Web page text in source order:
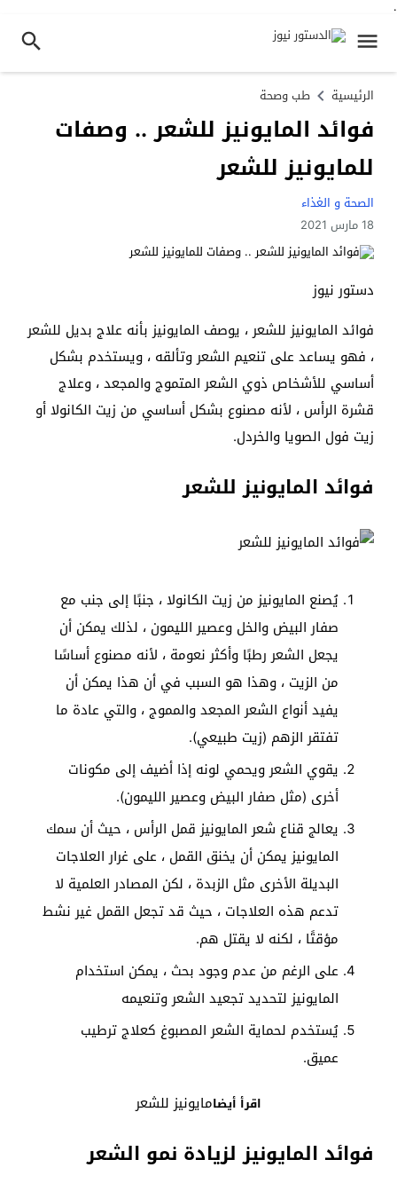
.
الرئيسية طب وصحة
فوائد المايونيز للشعر .. وصفات
للمايونيز للشعر
الصحة و الغذاء
18 مارس 2021
دستور نيوز
فوائد المايونيز للشعر ، يوصف المايونيز بأنه علاج بديل للشعر
، فهو يساعد على تنعيم الشعر وتألقه ، ويستخدم بشكل
أساسي للأشخاص ذوي الشعر المتموج والمجعد ، وعلاج
قشرة الرأس ، لأنه مصنوع بشكل أساسي من زيت الكانولا أو
زيت فول الصويا والخردل.
فوائد المايونيز للشعر
يُصنع المايونيز من زيت الكانولا ، جنبًا إلى جنب مع
صفار البيض والخل وعصير الليمون ، لذلك يمكن أن
يجعل الشعر رطبًا وأكثر نعومة ، لأنه مصنوع أساسًا
من الزيت ، وهذا هو السبب في أن هذا يمكن أن
يفيد أنواع الشعر المجعد والمموج ، والتي عادة ما
تفتقر الزهم (زيت طبيعي).
يقوي الشعر ويحمي لونه إذا أضيف إلى مكونات
أخرى (مثل صفار البيض وعصير الليمون).
يعالج قناع شعر المايونيز قمل الرأس ، حيث أن سمك
المايونيز يمكن أن يخنق القمل ، على غرار العلاجات
البديلة الأخرى مثل الزبدة ، لكن المصادر العلمية لا
تدعم هذه العلاجات ، حيث قد تجعل القمل غير نشط
مؤقتًا ، لكنه لا يقتل هم.
على الرغم من عدم وجود بحث ، يمكن استخدام
المايونيز لتحديد تجعيد الشعر وتنعيمه
يُستخدم لحماية الشعر المصبوغ كعلاج ترطيب
عميق.
اقرأ أيضامايونيز للشعر
فوائد المايونيز لزيادة نمو الشعر